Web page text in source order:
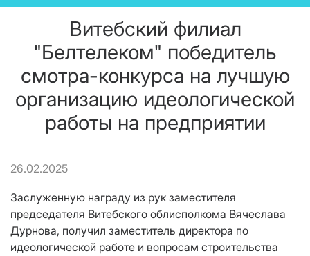
Витебский филиал
"Белтелеком" победитель
смотра-конкурса на лучшую
организацию идеологической
работы на предприятии
26.02.2025
Заслуженную награду из рук заместителя
председателя Витебского облисполкома Вячеслава
Дурнова, получил заместитель директора по
идеологической работе и вопросам строительства